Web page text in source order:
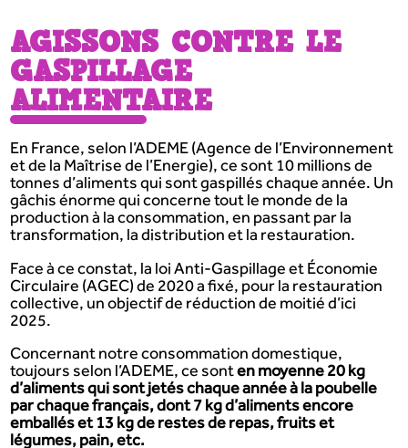
AGISSONS CONTRE LE
GASPILLAGE
ALIMENTAIRE
En France, selon l’ADEME (Agence de l’Environnement
et de la Maîtrise de l’Energie), ce sont 10 millions de
tonnes d’aliments qui sont gaspillés chaque année. Un
gâchis énorme qui concerne tout le monde de la
production à la consommation, en passant par la
transformation, la distribution et la restauration.
Face à ce constat, la loi Anti-Gaspillage et Économie
Circulaire (AGEC) de 2020 a fixé, pour la restauration
collective, un objectif de réduction de moitié d’ici
2025.
Concernant notre consommation domestique,
toujours selon l’ADEME, ce sonten moyenne 20 kg
d’aliments qui sont jetés chaque année à la poubelle
par chaque français, dont 7 kg d’aliments encore
emballés et 13 kg de restes de repas, fruits et
légumes, pain, etc.